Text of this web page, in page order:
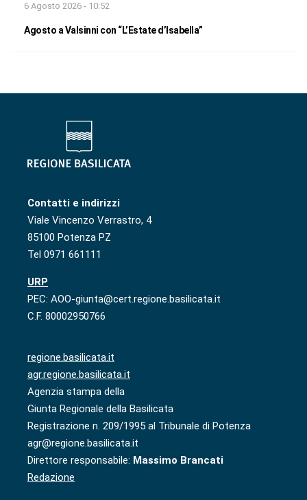
6 Agosto 2026 - 10:52
Agosto a Valsinni con “L’Estate d’Isabella”
Contatti e indirizzi
Viale Vincenzo Verrastro, 4
85100 Potenza PZ
Tel 0971 661111
URP
PEC: AOO-giunta@cert.regione.basilicata.it
C.F. 80002950766
regione.basilicata.it
agr.regione.basilicata.it
Agenzia stampa della
Giunta Regionale della Basilicata
Registrazione n. 209/1995 al Tribunale di Potenza
agr@regione.basilicata.it
Direttore responsabile: Massimo Brancati
Redazione